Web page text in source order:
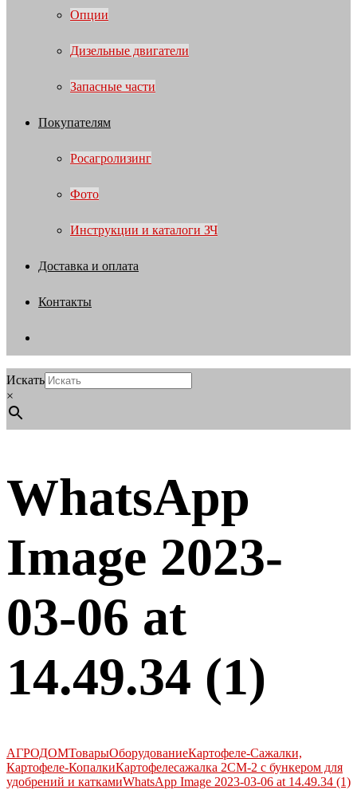
Опции
Дизельные двигатели
Запасные части
Покупателям
Росагролизинг
Фото
Инструкции и каталоги ЗЧ
Доставка и оплата
Контакты
Искать
×
WhatsApp
Image 2023-
03-06 at
14.49.34 (1)
АГРОДОМТоварыОборудованиеКартофеле-Сажалки,
Картофеле-КопалкиКартофелесажалка 2СМ-2 с бункером для
удобрений и каткамиWhatsApp Image 2023-03-06 at 14.49.34 (1)